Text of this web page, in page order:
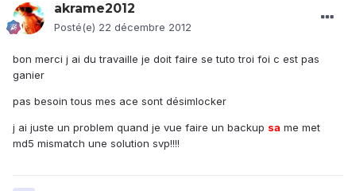
akrame2012
Posté(e) 22 décembre 2012
bon merci j ai du travaille je doit faire se tuto troi foi c est pas
ganier
pas besoin tous mes ace sont désimlocker
j ai juste un problem quand je vue faire un backup sa me met
md5 mismatch une solution svp!!!!